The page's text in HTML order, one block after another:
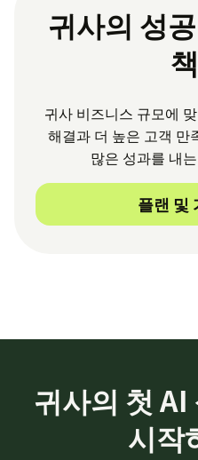
귀사의 성
귀사 비즈니스 규모에
해결과 더 높은 고객 만
많은 성과를 내
플랜 및
귀사의 첫
시작